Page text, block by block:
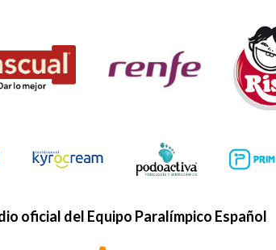
oficial del Equipo Paralímpico Español